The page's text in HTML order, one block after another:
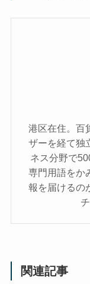
港区在住。百
ザーを経て独
ネス分野で
専門用語をか
報を届けるの
関連記事